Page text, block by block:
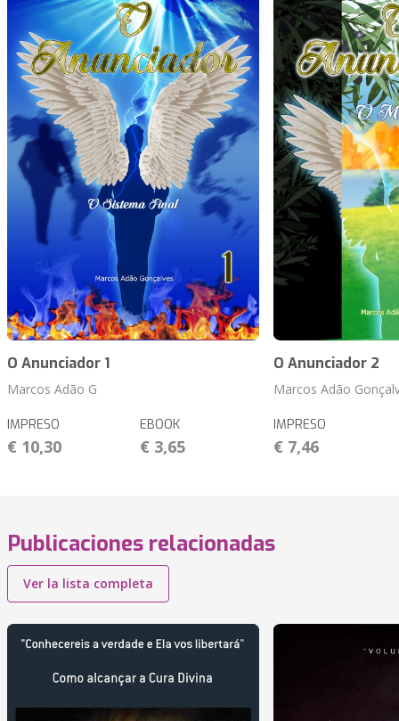
O Anunciador 1
Marcos Adão G
IMPRESO
€ 10,30
EBOOK
€ 3,65
O Anunciador 2
Marcos Adão
IMPRESO
€ 7,46
Publicaciones relacionadas
Ver la lista completa